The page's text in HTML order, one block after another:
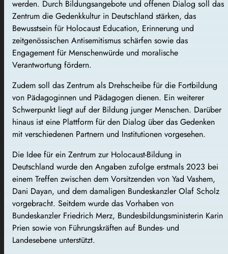
werden. Durch Bildungsangebote und offenen Dialog soll das
Zentrum die Gedenkkultur in Deutschland stärken, das
Bewusstsein für Holocaust Education, Erinnerung und
zeitgenössischen Antisemitismus schärfen sowie das
Engagement für Menschenwürde und moralische
Verantwortung fördern.
Zudem soll das Zentrum als Drehscheibe für die Fortbildung
von Pädagoginnen und Pädagogen dienen. Ein weiterer
Schwerpunkt liegt auf der Bildung junger Menschen. Darüber
hinaus ist eine Plattform für den Dialog über das Gedenken
mit verschiedenen Partnern und Institutionen vorgesehen.
Die Idee für ein Zentrum zur Holocaust-Bildung in
Deutschland wurde den Angaben zufolge erstmals 2023 bei
einem Treffen zwischen dem Vorsitzenden von Yad Vashem,
Dani Dayan, und dem damaligen Bundeskanzler Olaf Scholz
vorgebracht. Seitdem wurde das Vorhaben von
Bundeskanzler Friedrich Merz, Bundesbildungsministerin Karin
Prien sowie von Führungskräften auf Bundes- und
Landesebene unterstützt.